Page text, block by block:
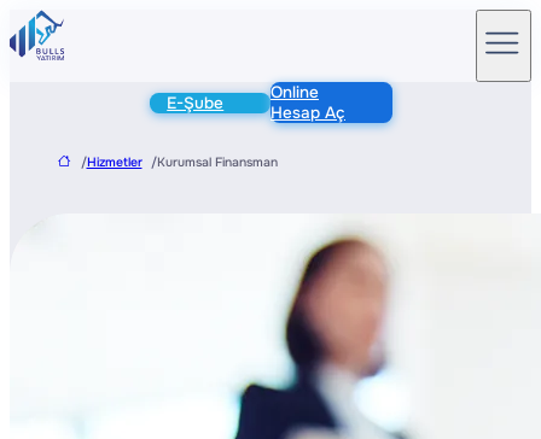
E-Şube
Online
Hesap Aç
/Hizmetler /Kurumsal Finansman